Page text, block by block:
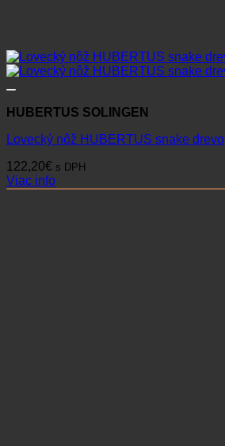
HUBERTUS SOLINGEN
Lovecký nôž HUBERTUS snake drevo
122,20€ s DPH
Viac info